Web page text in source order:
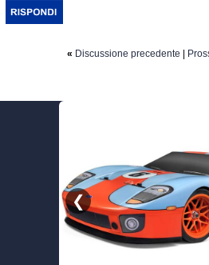
« Discussione precedente